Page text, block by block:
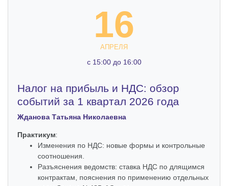
16
АПРЕЛЯ
c 15:00 до 16:00
Налог на прибыль и НДС: обзор
событий за 1 квартал 2026 года
Жданова Татьяна Николаевна
Практикум:
Изменения по НДС: новые формы и контрольные
соотношения.
Разъяснения ведомств: ставка НДС по длящимся
контрактам, пояснения по применению отдельных